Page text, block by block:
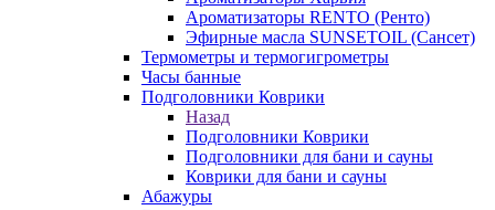
Ароматизаторы RENTO (Ренто)
Эфирные масла SUNSETOIL (Сансет)
Термометры и термогигрометры
Часы банные
Подголовники Коврики
Назад
Подголовники Коврики
Подголовники для бани и сауны
Коврики для бани и сауны
Абажуры